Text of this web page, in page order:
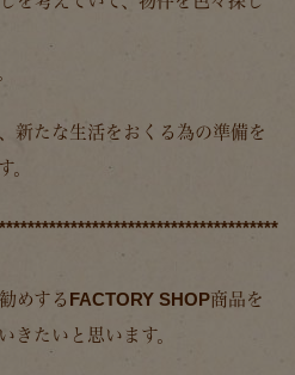
新たな生活をおくる為の準備を
。
めするFACTORY SHOP商品を
きたいと思います。